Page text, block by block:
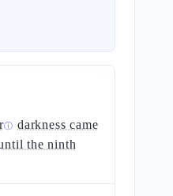
ⓘ darkness came
the ninth